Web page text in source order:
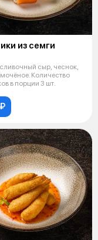
Рулетики из семги
сыр, чеснок,
Количество
в порции 3 шт.